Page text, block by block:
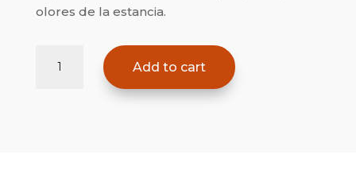
olores de la estancia.
quantity
Add to cart